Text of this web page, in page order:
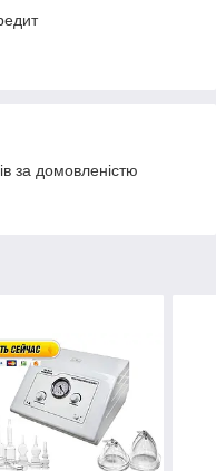
за домовленістю